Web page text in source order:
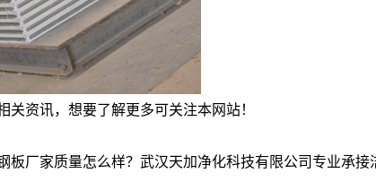
关资讯，想要了解更多可关注本网站！
厂家质量怎么样？武汉天加净化科技有限公司专业承接